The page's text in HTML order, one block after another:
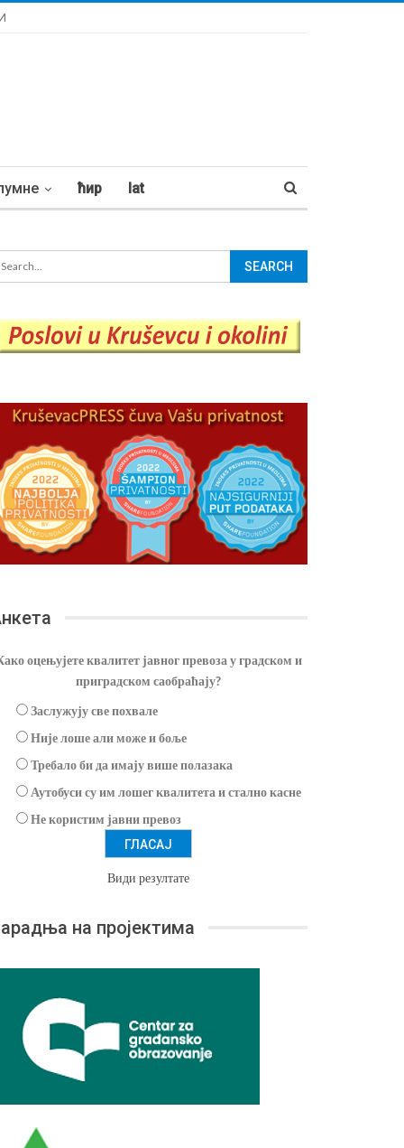
ћир lat
оцењујете квалитет јавног превоза у градском и
приградском саобраћају?
Заслужују све похвале
Није лоше али може и боље
Требало би да имају више полазака
Аутобуси су им лошег квалитета и стално касне
Не користим јавни превоз
Види резултате
на пројектима